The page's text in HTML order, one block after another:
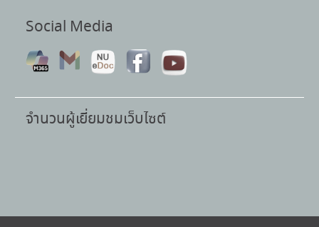
Social Media
จำนวนผู้เยี่ยมชมเว็บไซต์